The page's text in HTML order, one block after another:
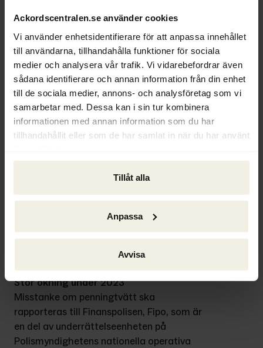
Ackordscentralen.se använder cookies
Vi använder enhetsidentifierare för att anpassa innehållet
till användarna, tillhandahålla funktioner för sociala
medier och analysera vår trafik. Vi vidarebefordrar även
sådana identifierare och annan information från din enhet
till de sociala medier, annons- och analysföretag som vi
samarbetar med. Dessa kan i sin tur kombinera
informationen med annan information som du har
tillhandahållit eller som de har samlat in när du har använt
Tillåt alla
Anpassa
Avvisa
Wendleby.
Han förespråkar en allmän riskbedömning,
en gedigen kundkännedom och en
riskklassificering av kunderna. Detta bör
kompletteras med system för övervakning
och rapportering, interna styrdokument,
internutbildning och en ökad medvetenhet
i hela organisationen. Ibland kan det även
– I alla lägen då det finns en förhöjd
Så fort det finns tveksamheter kopplade
till din kund måste affärsförbindelsen
avslutas, påpekar Björn Wendleby.
Stor ökning under 2023
Misstanke om penningtvätt ska
rapporteras till Finanspolisen, Fipo, som är
en del av underrättelseenheten på
Polismyndighetens nationella operativa